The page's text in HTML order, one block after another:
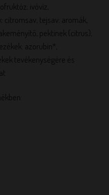
ivóvíz,
tejsav; aromák,
pektinek (citrus);
azorubin*,
tevékenységére és